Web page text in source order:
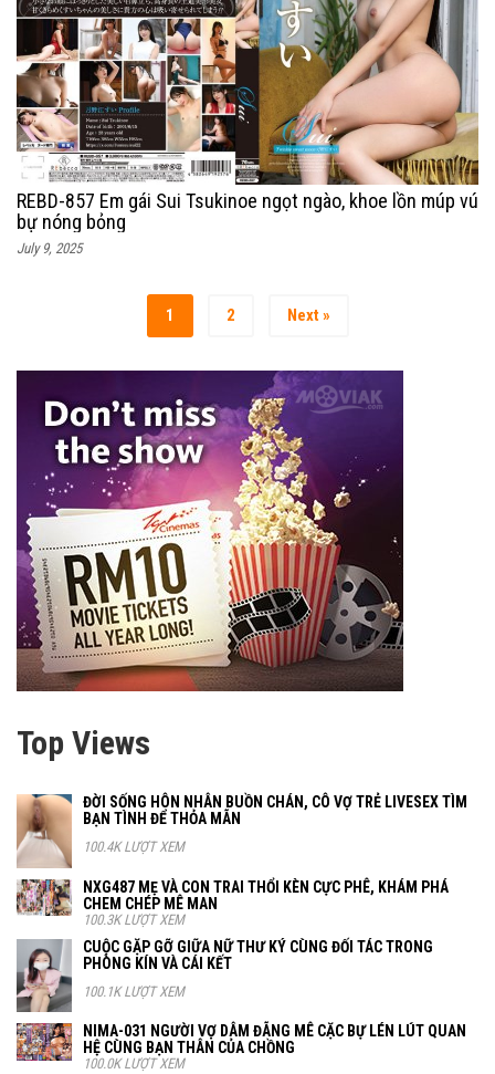
REBD-857 Em gái Sui Tsukinoe ngọt ngào, khoe lồn múp vú
bự nóng bỏng
July 9, 2025
1 2 Next »
Top Views
ĐỜI SỐNG HÔN NHÂN BUỒN CHÁN, CÔ VỢ TRẺ LIVESEX TÌM
BẠN TÌNH ĐỂ THỎA MÃN
100.4K LƯỢT XEM
NXG487 MẸ VÀ CON TRAI THỔI KÈN CỰC PHÊ, KHÁM PHÁ
CHEM CHÉP MÊ MAN
100.3K LƯỢT XEM
CUỘC GẶP GỠ GIỮA NỮ THƯ KÝ CÙNG ĐỐI TÁC TRONG
PHÒNG KÍN VÀ CÁI KẾT
100.1K LƯỢT XEM
NIMA-031 NGƯỜI VỢ DÂM ĐÃNG MÊ CẶC BỰ LÉN LÚT QUAN
HỆ CÙNG BẠN THÂN CỦA CHỒNG
100.0K LƯỢT XEM